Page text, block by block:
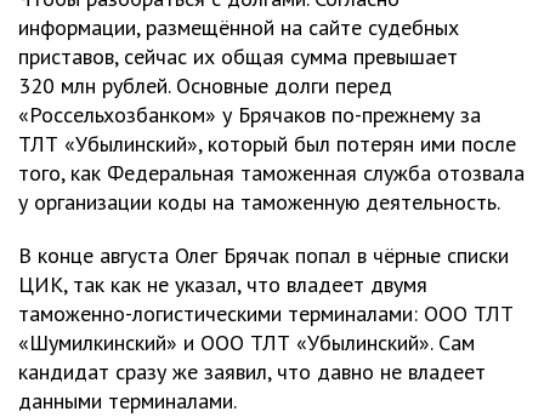
информации, размещённой на сайте судебных
приставов, сейчас их общая сумма превышает
320 млн рублей. Основные долги перед
«Россельхозбанком» у Брячаков по-прежнему за
ТЛТ «Убылинский», который был потерян ими после
того, как Федеральная таможенная служба отозвала
у организации коды на таможенную деятельность.
В конце августа Олег Брячак попал в чёрные списки
ЦИК, так как не указал, что владеет двумя
таможенно-логистическими терминалами: ООО ТЛТ
«Шумилкинский» и ООО ТЛТ «Убылинский». Сам
кандидат сразу же заявил, что давно не владеет
данными терминалами.